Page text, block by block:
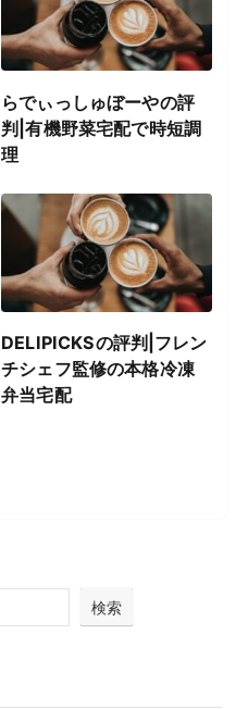
らでぃっしゅぼーやの評
判|有機野菜宅配で時短調
理
DELIPICKSの評判|フレン
チシェフ監修の本格冷凍
弁当宅配
検索